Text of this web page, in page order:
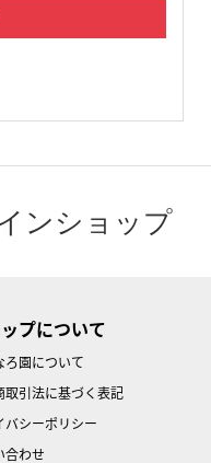
ンショップ
プについて
ろ園について
取引法に基づく表記
バシーポリシー
合わせ